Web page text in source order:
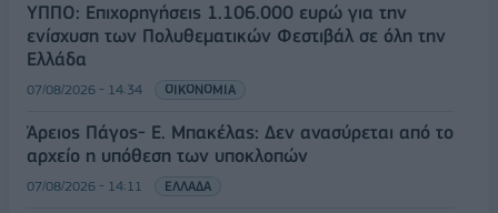
ΥΠΠΟ: Επιχορηγήσεις 1.106.000 ευρώ για την
ενίσχυση των Πολυθεματικών Φεστιβάλ σε όλη την
Ελλάδα
07/08/2026 - 14:34 ΟΙΚΟΝΟΜΙΑ
Άρειος Πάγος- Ε. Μπακέλας: Δεν ανασύρεται από το
αρχείο η υπόθεση των υποκλοπών
07/08/2026 - 14:11 ΕΛΛΑΔΑ